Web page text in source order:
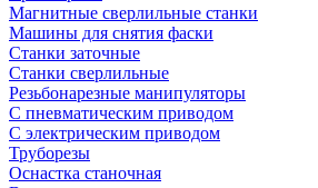
Магнитные сверлильные станки
Машины для снятия фаски
Станки заточные
Станки сверлильные
Резьбонарезные манипуляторы
С пневматическим приводом
С электрическим приводом
Труборезы
Оснастка станочная